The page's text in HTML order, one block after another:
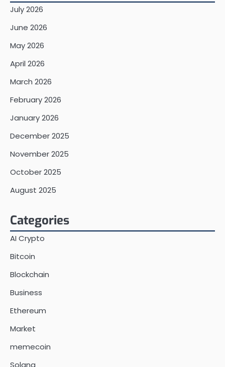
July 2026
June 2026
May 2026
April 2026
March 2026
February 2026
January 2026
December 2025
November 2025
October 2025
August 2025
Categories
AI Crypto
Bitcoin
Blockchain
Business
Ethereum
Market
memecoin
Solana